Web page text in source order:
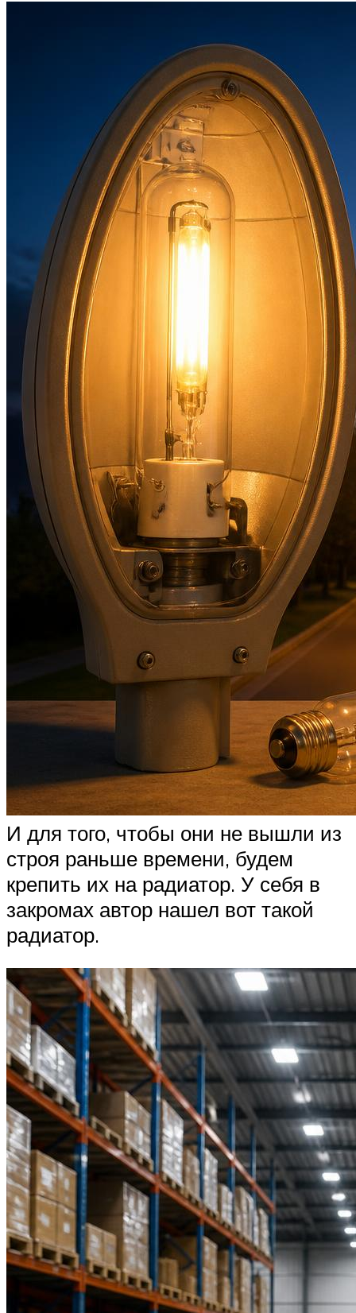
И для того, чтобы они не вышли из
строя раньше времени, будем
крепить их на радиатор. У себя в
закромах автор нашел вот такой
радиатор.